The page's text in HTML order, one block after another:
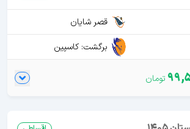
قصر شایان
برگشت: کاسپین